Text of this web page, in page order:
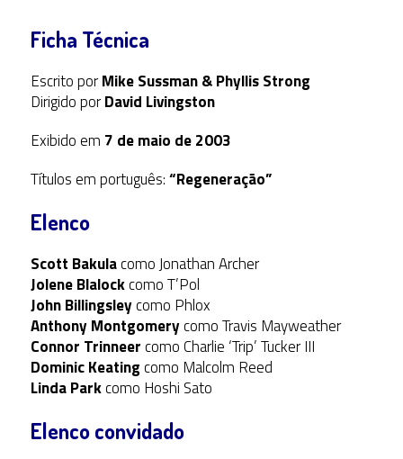
Ficha Técnica
Escrito porMike Sussman & Phyllis Strong
Dirigido porDavid Livingston
Exibido em 7 de maio de 2003
Títulos em português:“Regeneração”
Elenco
Scott Bakulacomo Jonathan Archer
Jolene Blalockcomo T’Pol
John Billingsleycomo Phlox
Anthony Montgomerycomo Travis Mayweather
Connor Trinneercomo Charlie ‘Trip’ Tucker III
Dominic Keatingcomo Malcolm Reed
Linda Parkcomo Hoshi Sato
Elenco convidado